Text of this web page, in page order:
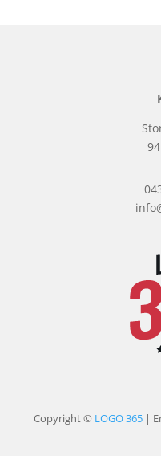
Copyright © LOGO 365 |